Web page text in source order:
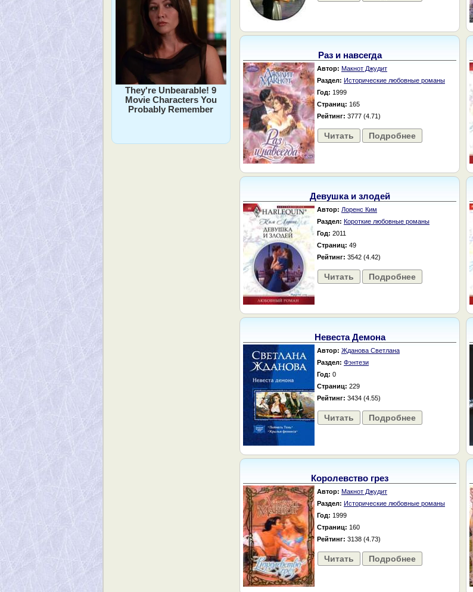
They're Unbearable! 9
Movie Characters You
Probably Remember
Раз и навсегда
Автор: Макнот Джудит
Раздел: Исторические любовные романы
Год: 1999
Страниц: 165
Рейтинг: 3777 (4.71)
Читать Подробнее
Девушка и злодей
Автор: Лоренс Ким
Раздел: Короткие любовные романы
Год: 2011
Страниц: 49
Рейтинг: 3542 (4.42)
Читать Подробнее
Невеста Демона
Автор: Жданова Светлана
Раздел: Фэнтези
Год: 0
Страниц: 229
Рейтинг: 3434 (4.55)
Читать Подробнее
Королевство грез
Автор: Макнот Джудит
Раздел: Исторические любовные романы
Год: 1999
Страниц: 160
Рейтинг: 3138 (4.73)
Читать Подробнее